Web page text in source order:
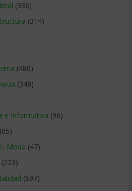
(336)
(314)
(480)
(348)
e Informatica (96)
Moda (47)
(223)
(697)